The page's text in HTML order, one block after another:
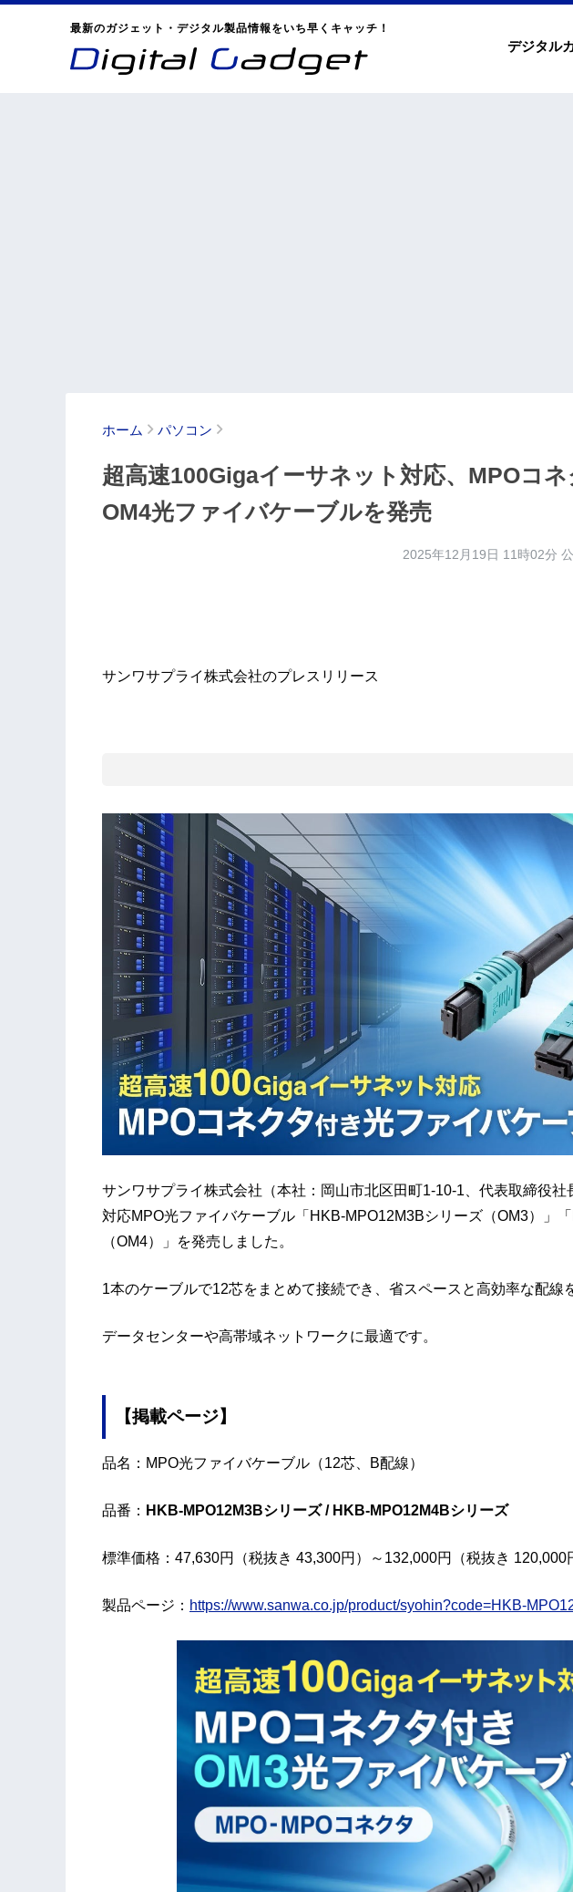
最新のガジェット・デジタル製品情報をいち早くキャッチ！
デジタル
ホーム パソコン
超高速100Gigaイーサネット対応、MPOコ
OM4光ファイバケーブルを発売
2025年12月19日 11時02分
サンワサプライ株式会社のプレスリリース
サンワサプライ株式会社（本社：岡山市北区田町1-10-1、代表取締役
対応MPO光ファイバケーブル「HKB-MPO12M3Bシリーズ（OM3）」
（OM4）」を発売しました。
1本のケーブルで12芯をまとめて接続でき、省スペースと高効率な配線
データセンターや高帯域ネットワークに最適です。
【掲載ページ】
品名：MPO光ファイバケーブル（12芯、B配線）
品番： HKB-MPO12M3Bシリーズ / HKB-MPO12M4Bシリーズ
標準価格：47,630円（税抜き 43,300円）～132,000円（税抜き 120,000
製品ページ： https://www.sanwa.co.jp/product/syohin?code=HKB-